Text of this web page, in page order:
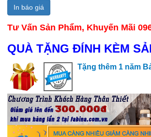
In báo giá
Tư Vấn Sản Phẩm, Khuyến Mãi
QUÀ TẶNG ĐÍNH KÈM
Tặng thêm 1 năm